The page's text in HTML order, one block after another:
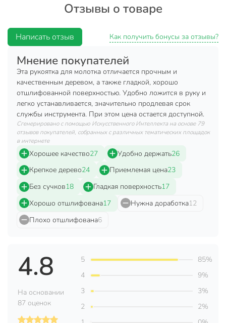
Ручка подходит для любого типа молотка подходящего
размера. Поскольку молоток — инструмент с достаточной
тяжелой ударной частью, на его рукоятку приходится
значительная нагрузка. Такая ручка не только крепко
от удара.
Техническая информация
Длина, мм 315 мм
Назначение
для молотка 300-
400 г
Вес в упаковке
Габариты упаковки
32 x 3 x 3 см
Отзывы о товаре
Написать отзыв Как получить бонусы за отзывы?
Мнение покупателей
Эта рукоятка для молотка отличается прочным и
качественным деревом, а также гладкой, хорошо
отшлифованной поверхностью. Удобно ложится в руку и
легко устанавливается, значительно продлевая срок
службы инструмента. При этом цена остается доступной.
Сгенерировано с помощью Искусственного Интеллекта на основе 79
отзывов покупателей, собранных с различных тематических площадок
в интернете
Хорошее качество27 Удобно держать26
Крепкое дерево24 Приемлемая цена23
Без сучков18 Гладкая поверхность17
Хорошо отшлифована17 Нужна доработка12
Плохо отшлифована6
4.8
На основании
87 оценок
5
85%
4
9%
3
3%
2
2%